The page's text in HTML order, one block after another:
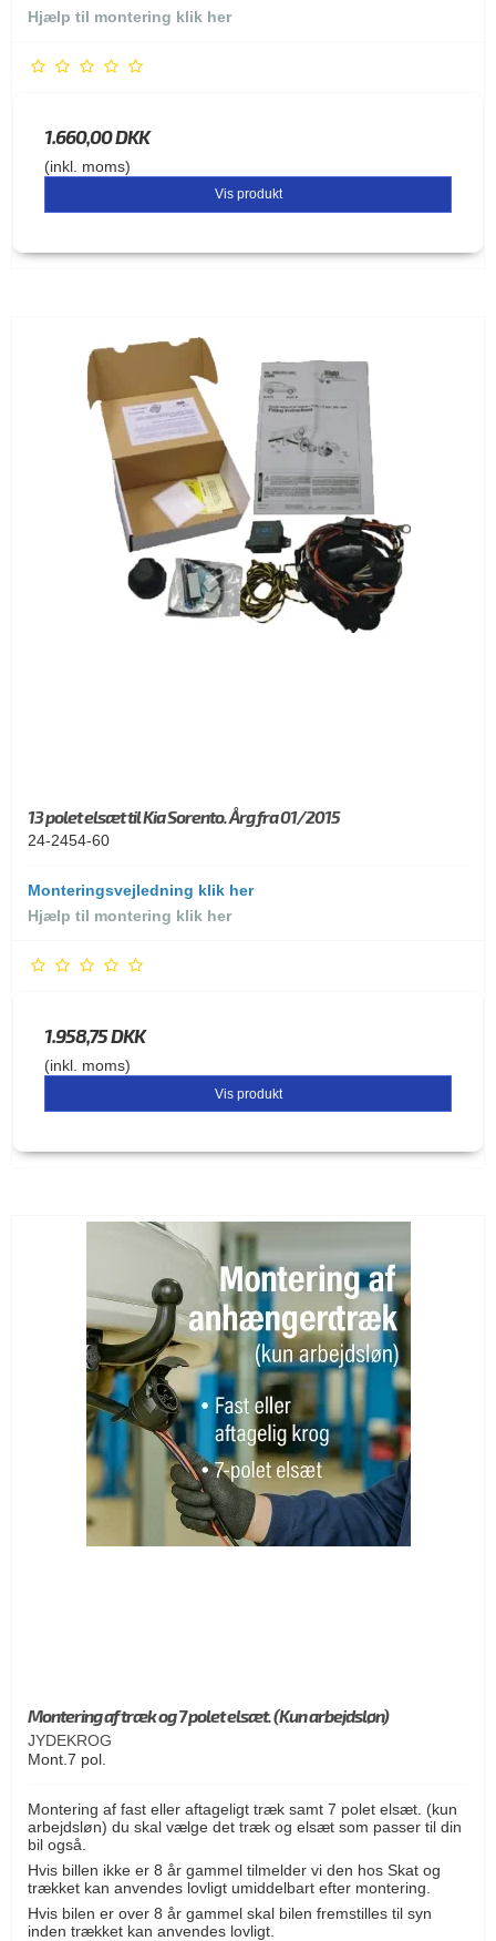
Hjælp til montering klik her
1.660,00 DKK
(inkl. moms)
Vis produkt
13 polet elsæt til Kia Sorento. Årg fra 01/2015
24-2454-60
Monteringsvejledning klik her
Hjælp til montering klik her
1.958,75 DKK
(inkl. moms)
Vis produkt
Montering af træk og 7 polet elsæt. (Kun arbejdsløn)
JYDEKROG
Mont.7 pol.
Montering af fast eller aftageligt træk samt 7 polet elsæt. (kun
arbejdsløn) du skal vælge det træk og elsæt som passer til din
bil også.
Hvis billen ikke er 8 år gammel tilmelder vi den hos Skat og
trækket kan anvendes lovligt umiddelbart efter montering.
Hvis bilen er over 8 år gammel skal bilen fremstilles til syn
inden trækket kan anvendes lovligt.